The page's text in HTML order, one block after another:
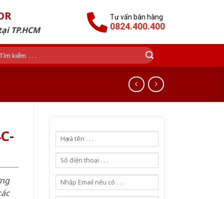
TP.HCM
Tư vấn bán hàng
0824.400.400